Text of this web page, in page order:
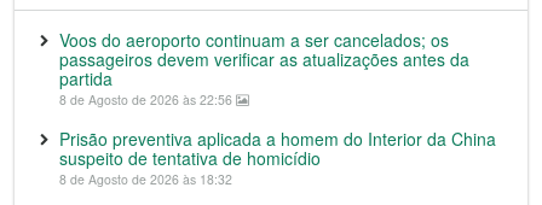
Voos do aeroporto continuam a ser cancelados; os
passageiros devem verificar as atualizações antes da
partida
8 de Agosto de 2026 às 22:56
Prisão preventiva aplicada a homem do Interior da China
suspeito de tentativa de homicídio
8 de Agosto de 2026 às 18:32